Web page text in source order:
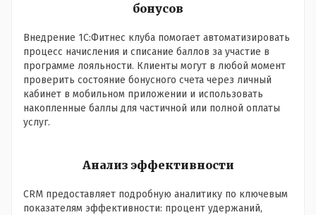
бонусов
Внедрение 1С:Фитнес клуба помогает автоматизировать
процесс начисления и списание баллов за участие в
программе лояльности. Клиенты могут в любой момент
проверить состояние бонусного счета через личный
кабинет в мобильном приложении и использовать
накопленные баллы для частичной или полной оплаты
услуг.
Анализ эффективности
CRM предоставляет подробную аналитику по ключевым
показателям эффективности: процент удержаний,